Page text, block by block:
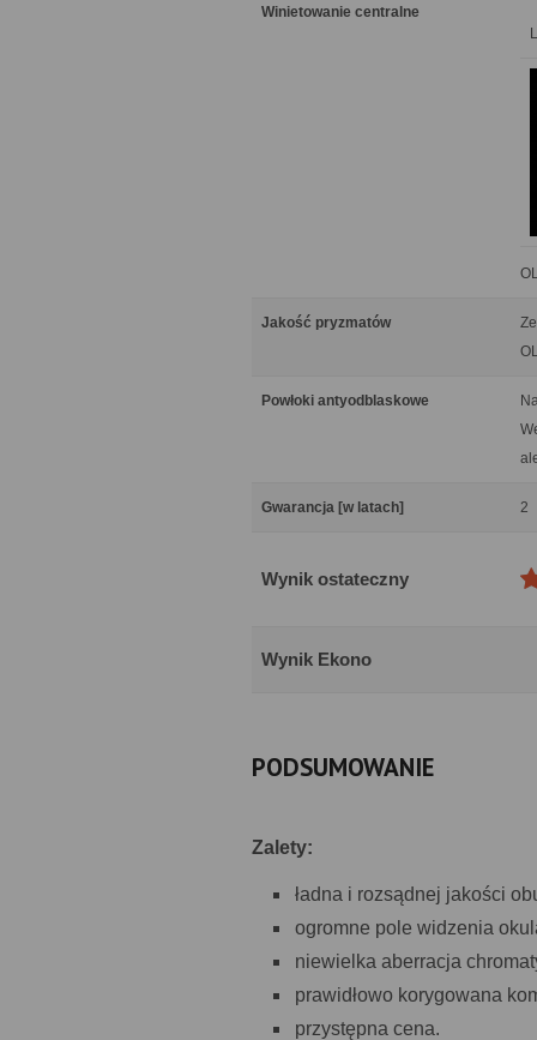
Winietowanie centralne
Jakość pryzmatów
Powłoki antyodblaskowe
Gwarancja [w latach] 2
Wynik ostateczny
Wynik Ekono
PODSUMOWANIE
Zalety:
ładna i rozsądnej jakości
ogromne pole widzenia
niewielka aberracja
prawidłowo korygowana
przystępna cena.